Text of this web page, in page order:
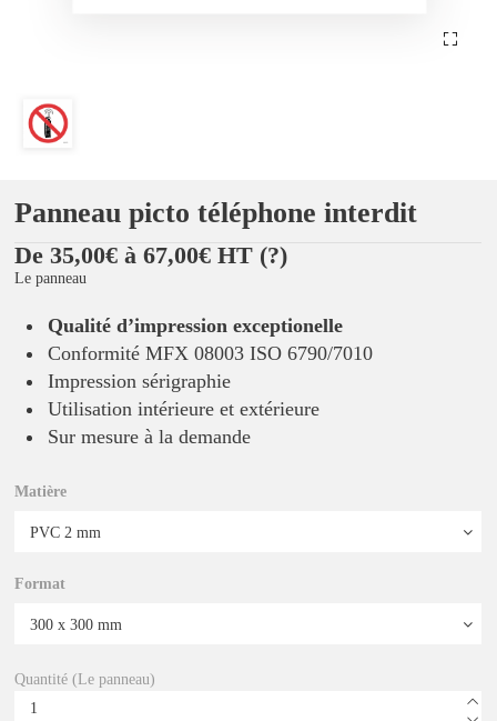
Panneau picto téléphone interdit
De 35,00€ à 67,00€ HT (?)
Le panneau
Qualité d’impression exceptionelle
Conformité MFX 08003 ISO 6790/7010
Impression sérigraphie
Utilisation intérieure et extérieure
Sur mesure à la demande
Matière
Format
Quantité (Le panneau)